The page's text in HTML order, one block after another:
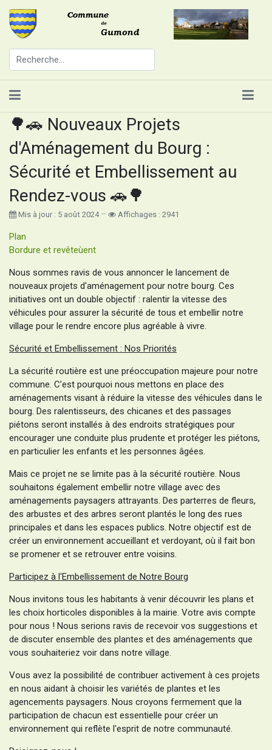
🌳🚗 Nouveaux Projets
d'Aménagement du Bourg :
Sécurité et Embellissement au
Rendez-vous 🚗🌳
Mis à jour : 5 août 2024 Affichages : 2941
Plan
Bordure et revêteùent
Nous sommes ravis de vous annoncer le lancement de
nouveaux projets d'aménagement pour notre bourg. Ces
initiatives ont un double objectif : ralentir la vitesse des
véhicules pour assurer la sécurité de tous et embellir notre
village pour le rendre encore plus agréable à vivre.
Sécurité et Embellissement : Nos Priorités
La sécurité routière est une préoccupation majeure pour notre
commune. C’est pourquoi nous mettons en place des
aménagements visant à réduire la vitesse des véhicules dans le
bourg. Des ralentisseurs, des chicanes et des passages
piétons seront installés à des endroits stratégiques pour
encourager une conduite plus prudente et protéger les piétons,
en particulier les enfants et les personnes âgées.
Mais ce projet ne se limite pas à la sécurité routière. Nous
souhaitons également embellir notre village avec des
aménagements paysagers attrayants. Des parterres de fleurs,
des arbustes et des arbres seront plantés le long des rues
principales et dans les espaces publics. Notre objectif est de
créer un environnement accueillant et verdoyant, où il fait bon
se promener et se retrouver entre voisins.
Participez à l'Embellissement de Notre Bourg
Nous invitons tous les habitants à venir découvrir les plans et
les choix horticoles disponibles à la mairie. Votre avis compte
pour nous ! Nous serions ravis de recevoir vos suggestions et
de discuter ensemble des plantes et des aménagements que
vous souhaiteriez voir dans notre village.
Vous avez la possibilité de contribuer activement à ces projets
en nous aidant à choisir les variétés de plantes et les
agencements paysagers. Nous croyons fermement que la
participation de chacun est essentielle pour créer un
environnement qui reflète l'esprit de notre communauté.